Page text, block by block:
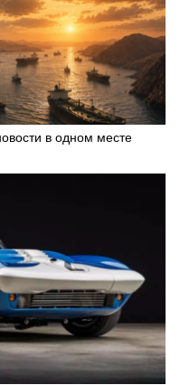
в одном месте